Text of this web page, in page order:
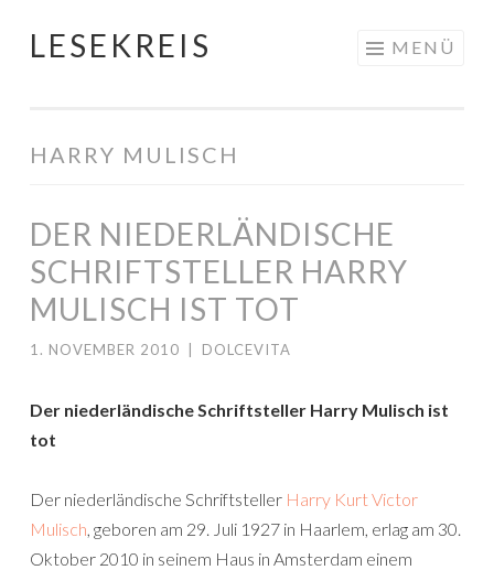
Springe
LESEKREIS MENÜ
HARRY MULISCH
DER NIEDERLÄNDISCHE
SCHRIFTSTELLER HARRY
MULISCH IST TOT
1. NOVEMBER 2010 DOLCEVITA
Der niederländische Schriftsteller Harry Mulisch ist
tot
Der niederländische Schriftsteller Harry Kurt Victor
Mulisch, geboren am 29. Juli 1927 in Haarlem, erlag am 30.
Oktober 2010 in seinem Haus in Amsterdam einem